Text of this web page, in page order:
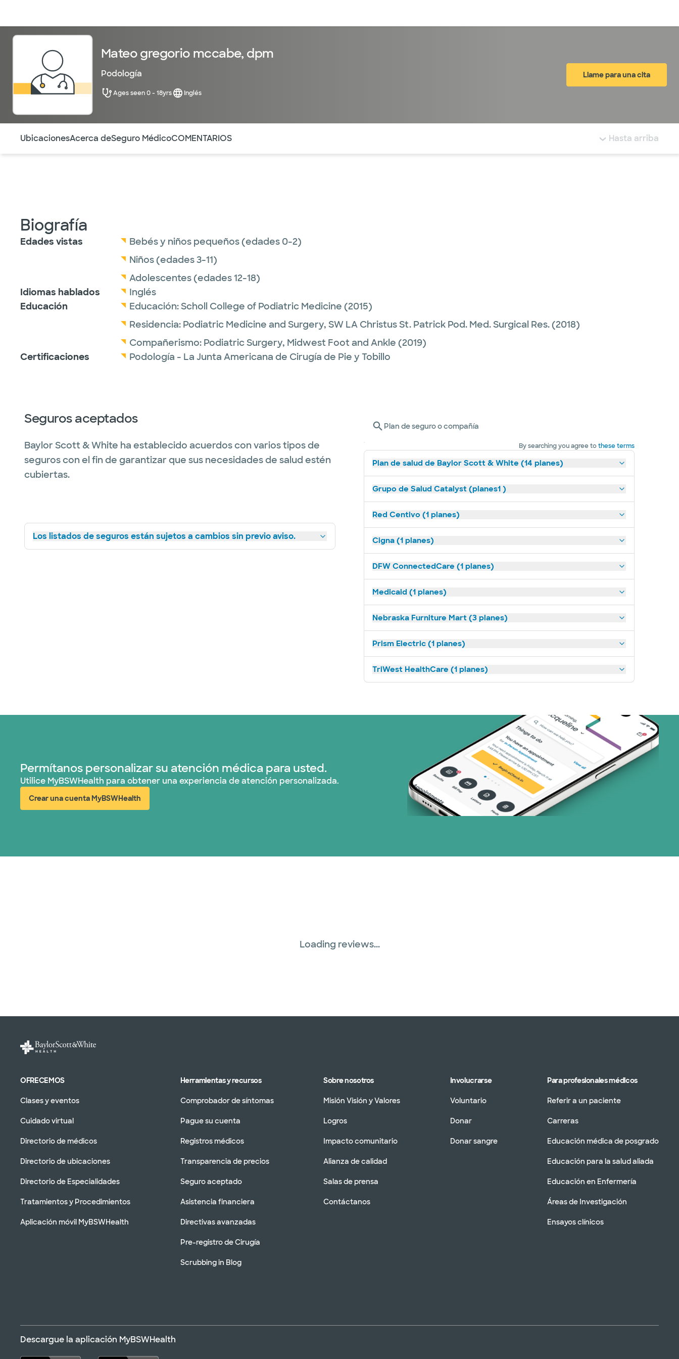
Mateo gregorio mccabe, dpm
Podología
Ages seen 0 - 18yrs Inglés
Llame para una cita
UbicacionesAcerca deSeguro MédicoCOMENTARIOS Hasta arriba
Biografía
Edades vistas
Bebés y niños pequeños (edades 0-2)
Niños (edades 3-11)
Adolescentes (edades 12-18)
Idiomas hablados
Inglés
Educación
Educación:Scholl College of Podiatric Medicine (2015)
Residencia: Podiatric Medicine and Surgery, SW LA Christus St. Patrick Pod. Med. Surgical Res.(2018)
Compañerismo: Podiatric Surgery, Midwest Foot and Ankle (2019)
Certificaciones
Podología - La Junta Americana de Cirugía de Pie y Tobillo
Seguros aceptados
Baylor Scott & White ha establecido acuerdos con varios tipos de
seguros con el fin de garantizar que sus necesidades de salud estén
cubiertas.
Los listados de seguros están sujetos a cambios sin previo aviso.
Plan de seguro o compañía
By searching you agree tothese terms
Plan de salud de Baylor Scott & White (14 planes)
Grupo de Salud Catalyst (planes1 )
Red Centivo (1 planes)
Cigna (1 planes)
DFW ConnectedCare (1 planes)
Medicaid (1 planes)
Nebraska Furniture Mart (3 planes)
Prism Electric (1 planes)
TriWest HealthCare (1 planes)
Permítanos personalizar su atención médica para usted.
Utilice MyBSWHealth para obtener una experiencia de atención personalizada.
Crear una cuenta MyBSWHealth
(abre en ventana nueva)
Loading reviews...
OFRECEMOS
Clases y eventos
Cuidado virtual
Directorio de médicos
Directorio de ubicaciones
Directorio de Especialidades
Tratamientos y Procedimientos
Aplicación móvil MyBSWHealth
Herramientas y recursos
Comprobador de síntomas
Pague su cuenta
Registros médicos
Transparencia de precios
Seguro aceptado
Asistencia financiera
Directivas avanzadas
Pre-registro de Cirugía
Scrubbing in Blog
Sobre nosotros
Misión Visión y Valores
Logros
Impacto comunitario
Alianza de calidad
Salas de prensa
Contáctanos
Involucrarse
Voluntario
Donar
Donar sangre
Para profesionales médicos
Referir a un paciente
Carreras
Educación médica de posgrado
Educación para la salud aliada
Educación en Enfermería
Áreas de Investigación
Ensayos clínicos
Descargue la aplicación MyBSWHealth